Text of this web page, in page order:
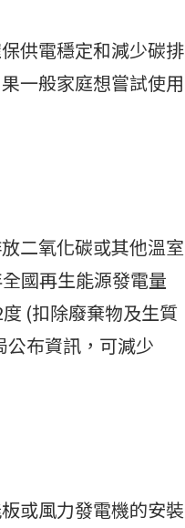
供電穩定和減少碳排
一般家庭想嘗試使用
二氧化碳或其他溫室
國再生能源發電量
(扣除廢棄物及生質
布資訊，可減少
或風力發電機的安裝